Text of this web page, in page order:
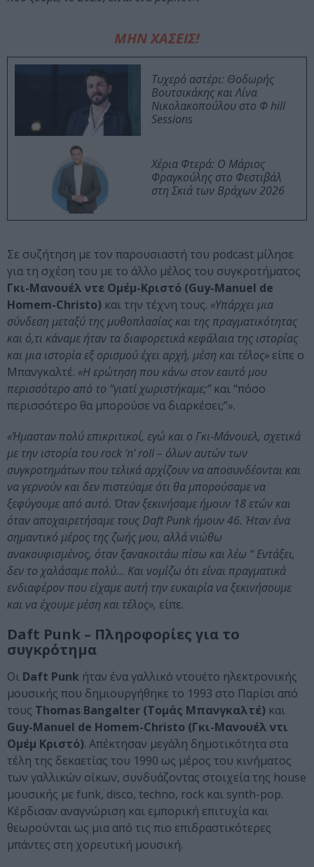
ΜΗΝ ΧΑΣΕΙΣ!
Τυχερό αστέρι: Θοδωρής
Βουτσικάκης και Λίνα
Νικολακοπούλου στο Φ hill
Sessions
Χέρια Φτερά: Ο Μάριος
Φραγκούλης στο Φεστιβάλ
στη Σκιά των Βράχων 2026
Σε συζήτηση με τον παρουσιαστή του podcast μίλησε
για τη σχέση του με το άλλο μέλος του συγκροτήματος
Γκι-Μανουέλ ντε Ομέμ-Κριστό (Guy-Manuel de
Homem-Christo) και την τέχνη τους. «Υπάρχει μια
σύνδεση μεταξύ της μυθοπλασίας και της πραγματικότητας
και ό,τι κάναμε ήταν τα διαφορετικά κεφάλαια της ιστορίας
και μια ιστορία εξ ορισμού έχει αρχή, μέση και τέλος» είπε ο
Μπανγκαλτέ. «Η ερώτηση που κάνω στον εαυτό μου
περισσότερο από το “γιατί χωριστήκαμε;”και “πόσο
περισσότερο θα μπορούσε να διαρκέσει;”».
«Ήμασταν πολύ επικριτικοί, εγώ και ο Γκι-Μάνουελ, σχετικά
με την ιστορία του rock ‘n’ roll – όλων αυτών των
συγκροτημάτων που τελικά αρχίζουν να αποσυνδέονται και
να γερνούν και δεν πιστεύαμε ότι θα μπορούσαμε να
ξεφύγουμε από αυτό. Όταν ξεκινήσαμε ήμουν 18 ετών και
όταν αποχαιρετήσαμε τους Daft Punk ήμουν 46. Ήταν ένα
σημαντικό μέρος της ζωής μου, αλλά νιώθω
ανακουφισμένος, όταν ξανακοιτάω πίσω και λέω “ Εντάξει,
δεν το χαλάσαμε πολύ… Και νομίζω ότι είναι πραγματικά
ενδιαφέρον που είχαμε αυτή την ευκαιρία να ξεκινήσουμε
και να έχουμε μέση και τέλος», είπε.
Daft Punk – Πληροφορίες για το
συγκρότημα
Οι Daft Punk ήταν ένα γαλλικό ντουέτο ηλεκτρονικής
μουσικής που δημιουργήθηκε το 1993 στο Παρίσι από
τους Thomas Bangalter (Τομάς Μπανγκαλτέ) και
Guy-Manuel de Homem-Christo (Γκι-Μανουέλ ντι
Ομέμ Κριστό). Απέκτησαν μεγάλη δημοτικότητα στα
τέλη της δεκαετίας του 1990 ως μέρος του κινήματος
των γαλλικών οίκων, συνδυάζοντας στοιχεία της house
μουσικής με funk, disco, techno, rock και synth-pop.
Κέρδισαν αναγνώριση και εμπορική επιτυχία και
θεωρούνται ως μια από τις πιο επιδραστικότερες
μπάντες στη χορευτική μουσική.